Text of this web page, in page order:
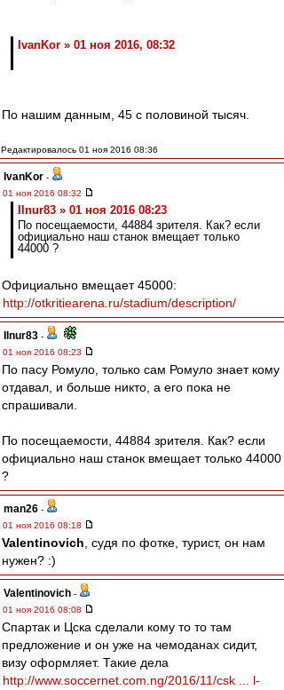
IvanKor » 01 ноя 2016, 08:32
По нашим данным, 45 с половиной тысяч.
Редактировалось 01 ноя 2016 08:36
IvanKor -
01 ноя 2016 08:32
Ilnur83 » 01 ноя 2016 08:23
По посещаемости, 44884 зрителя. Как? если
официально наш станок вмещает только
44000 ?
Официально вмещает 45000:
http://otkritiearena.ru/stadium/description/
Ilnur83 -
01 ноя 2016 08:23
По пасу Ромуло, только сам Ромуло знает кому
отдавал, и больше никто, а его пока не
спрашивали.
По посещаемости, 44884 зрителя. Как? если
официально наш станок вмещает только 44000
?
man26 -
01 ноя 2016 08:18
Valentinovich , судя по фотке, турист, он нам
нужен? :)
Valentinovich -
01 ноя 2016 08:08
Спартак и Цска сделали кому то то там
предложение и он уже на чемоданах сидит,
визу оформляет. Такие дела
http://www.soccernet.com.ng/2016/11/csk ... l-